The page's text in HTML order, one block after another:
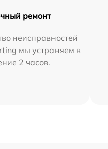
ремонт
неисправностей
мы устраняем в
2 часов.